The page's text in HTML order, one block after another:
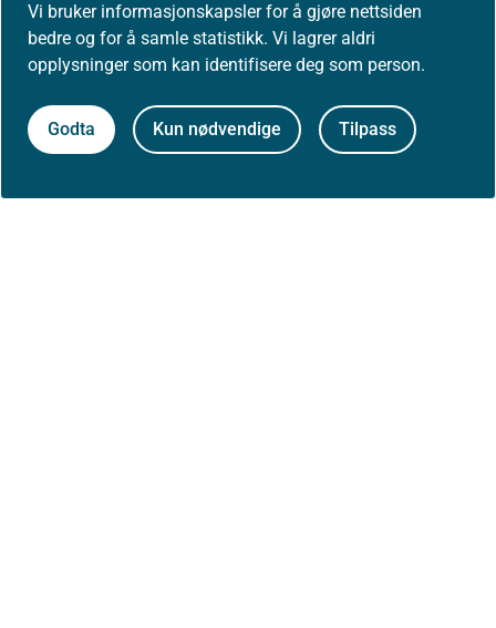
Vi bruker informasjonskapsler for å gjøre nettsiden
bedre og for å samle statistikk. Vi lagrer aldri
opplysninger som kan identifisere deg som person.
Godta Kun nødvendige Tilpass